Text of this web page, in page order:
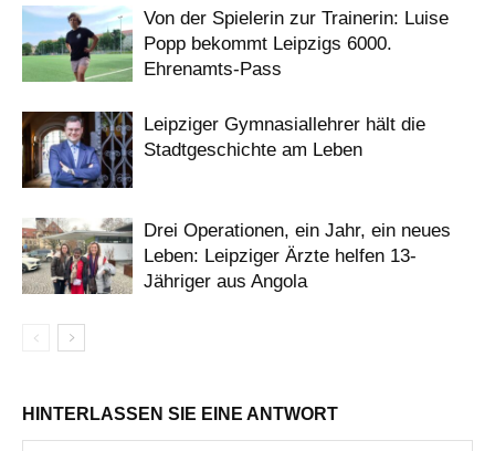
Von der Spielerin zur Trainerin: Luise
Popp bekommt Leipzigs 6000.
Ehrenamts-Pass
Leipziger Gymnasiallehrer hält die
Stadtgeschichte am Leben
Drei Operationen, ein Jahr, ein neues
Leben: Leipziger Ärzte helfen 13-
Jähriger aus Angola
HINTERLASSEN SIE EINE ANTWORT